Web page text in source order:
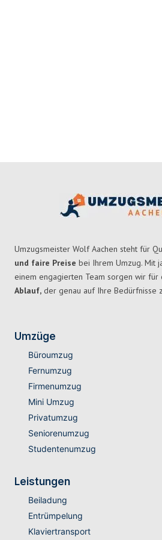
Umzugsmeister Wolf Aachen steht für
und faire Preise bei Ihrem Umzug. Mit
einem engagierten Team sorgen wir für
Ablauf, der genau auf Ihre Bedürfnisse
Umzüge
Büroumzug
Fernumzug
Firmenumzug
Mini Umzug
Privatumzug
Seniorenumzug
Studentenumzug
Leistungen
Beiladung
Entrümpelung
Klaviertransport